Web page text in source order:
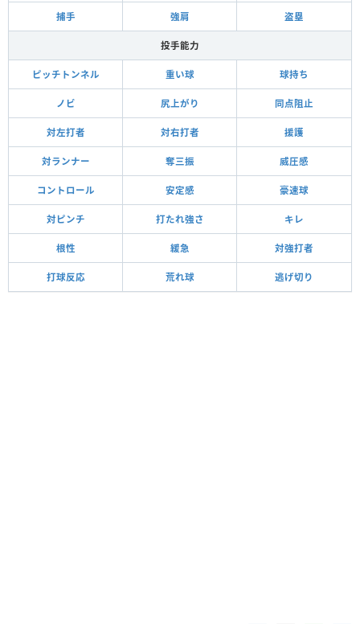
捕手 強肩 盗塁
投手能力
ピッチトンネル 重い球 球持ち
ノビ 尻上がり 同点阻止
対左打者 対右打者 援護
対ランナー 奪三振 威圧感
コントロール 安定感 豪速球
対ピンチ 打たれ強さ キレ
根性 緩急 対強打者
打球反応 荒れ球 逃げ切り